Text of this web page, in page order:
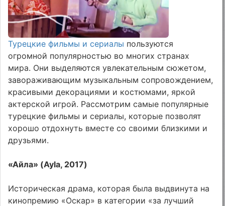
Турецкие фильмы и сериалы пользуются
огромной популярностью во многих странах
мира. Они выделяются увлекательным сюжетом,
завораживающим музыкальным сопровождением,
красивыми декорациями и костюмами, яркой
актерской игрой. Рассмотрим самые популярные
турецкие фильмы и сериалы, которые позволят
хорошо отдохнуть вместе со своими близкими и
друзьями.
«Айла» (Ayla, 2017)
Историческая драма, которая была выдвинута на
кинопремию «Оскар» в категории «за лучший